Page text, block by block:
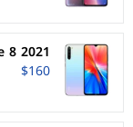
8 2021
$160